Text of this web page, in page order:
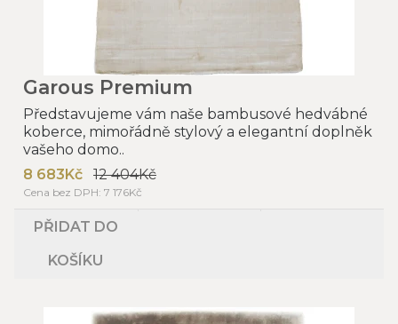
Garous Premium
Představujeme vám naše bambusové hedvábné
koberce, mimořádně stylový a elegantní doplněk
vašeho domo..
8 683Kč
12 404Kč
Cena bez DPH: 7 176Kč
PŘIDAT DO
KOŠÍKU